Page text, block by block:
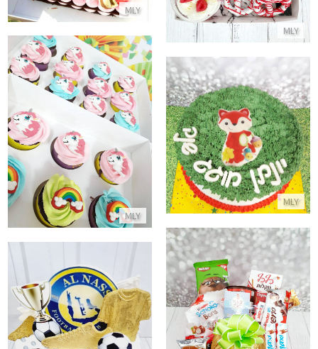
MLY
MLY
MLY
קאפקייקס חד קרן
התקשר/י
MLY
עוגת יום הולדת שנה
התקשר/י
מארז שוקולדים ענק עם פררו רושה
התקשר/י
עוגת כדורגל של רונאלדו